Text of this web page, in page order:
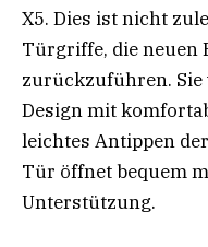
X5. Dies ist nicht
Türgriffe, die neuen
zurückzuführen.
Design mit
leichtes Antippen
Tür öffnet bequem
Unterstützung.